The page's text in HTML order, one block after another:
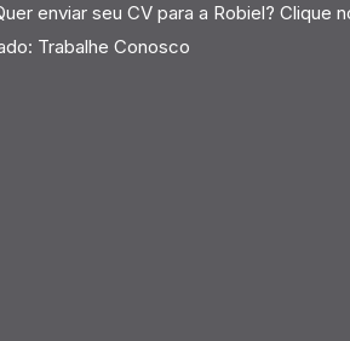
enviar seu CV para a Robiel? Clique
Trabalhe Conosco